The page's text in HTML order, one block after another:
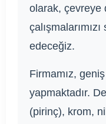
olarak, çevreye
edeceğiz.
Firmamız,
yapmaktadır.
(pirinç), krom,